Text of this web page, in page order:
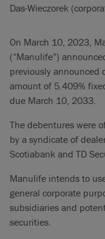
Das-Wieczorek
On March 10, 2023,
(“Manulife”)
previously
amount of 5.409%
due March 10, 2033.
The debentures were
by a syndicate of
Scotiabank and TD
Manulife intends to
general corporate
subsidiaries and
securities.